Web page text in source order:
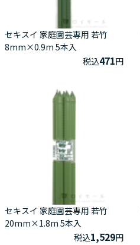
セキスイ 家庭園芸専用 若竹
8mm×0.9m 5本入
税込471円
セキスイ 家庭園芸専用 若竹
20mm×1.8m 5本入
税込1,529円